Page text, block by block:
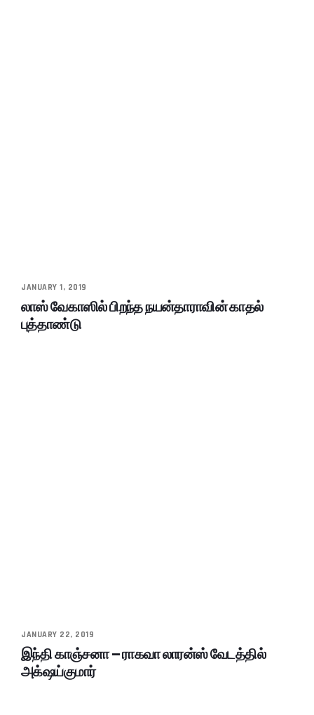
JANUARY 1, 2019
லாஸ் வேகாஸில் பிறந்த நயன்தாராவின் காதல்
புத்தாண்டு
JANUARY 22, 2019
இந்தி காஞ்சனா – ராகவா லாரன்ஸ் வேடத்தில்
அக்‌ஷய்குமார்